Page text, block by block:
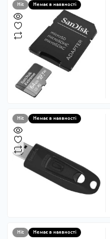
Hit Немає в наявності
Hit Немає в наявності
Hit Немає в наявності